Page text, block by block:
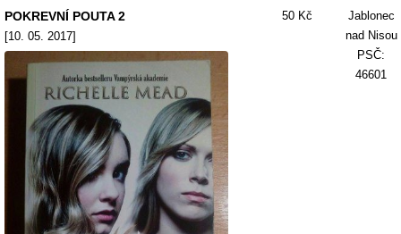
POKREVNÍ POUTA 2
[10. 05. 2017]
50 Kč
Jablonec
nad Nisou
PSČ:
46601